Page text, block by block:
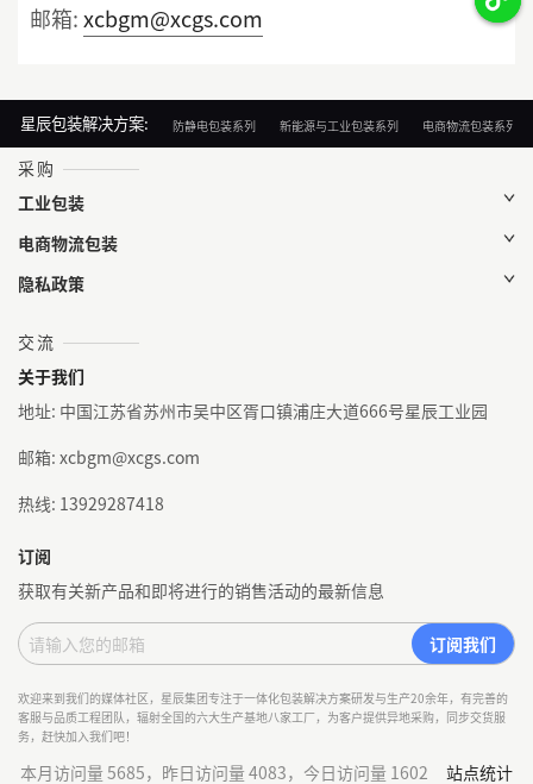
邮箱:xcbgm@xcgs.com
星辰包装解决方案: 防静电包装系列 新能源与工业包装系列 电商物流包装系列
采购
工业包装
电商物流包装
隐私政策
交流
关于我们
地址: 中国江苏省苏州市吴中区胥口镇浦庄大道666号星辰工业园
邮箱: xcbgm@xcgs.com
热线: 13929287418
订阅
获取有关新产品和即将进行的销售活动的最新信息
欢迎来到我们的媒体社区，星辰集团专注于一体化包装解决方案研发与生产20余年，有完善的
客服与品质工程团队，辐射全国的六大生产基地八家工厂，为客户提供异地采购，同步交货服
务，赶快加入我们吧！
本月访问量 5685，昨日访问量 4083，今日访问量 1602 站点统计